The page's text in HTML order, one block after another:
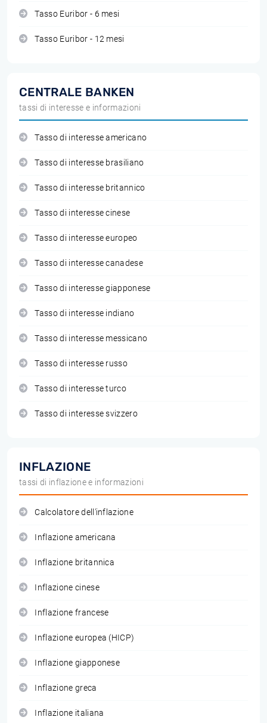
Tasso Euribor - 6 mesi
Tasso Euribor - 12 mesi
CENTRALE BANKEN
tassi di interesse e informazioni
Tasso di interesse americano
Tasso di interesse brasiliano
Tasso di interesse britannico
Tasso di interesse cinese
Tasso di interesse europeo
Tasso di interesse canadese
Tasso di interesse giapponese
Tasso di interesse indiano
Tasso di interesse messicano
Tasso di interesse russo
Tasso di interesse turco
Tasso di interesse svizzero
INFLAZIONE
tassi di inflazione e informazioni
Calcolatore dell'inflazione
Inflazione americana
Inflazione britannica
Inflazione cinese
Inflazione francese
Inflazione europea (HICP)
Inflazione giapponese
Inflazione greca
Inflazione italiana